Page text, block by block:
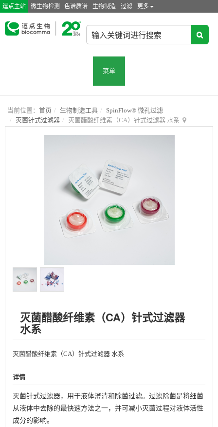
逗点主站 微生物检测 色谱质谱 生物制造 过滤 更多
菜单
当前位置： 首页 生物制造工具
SpinFlow® 微孔过滤
灭菌针式过滤器
灭菌醋酸纤维素（CA）针式过滤器 水系
灭菌醋酸纤维素（CA）针式过滤器
水系
灭菌醋酸纤维素（CA）针式过滤器 水系
详情
灭菌针式过滤器，用于液体澄清和除菌过滤。过滤除菌是将细菌
从液体中去除的最快速方法之一，并可减小灭菌过程对液体活性
成分的影响。